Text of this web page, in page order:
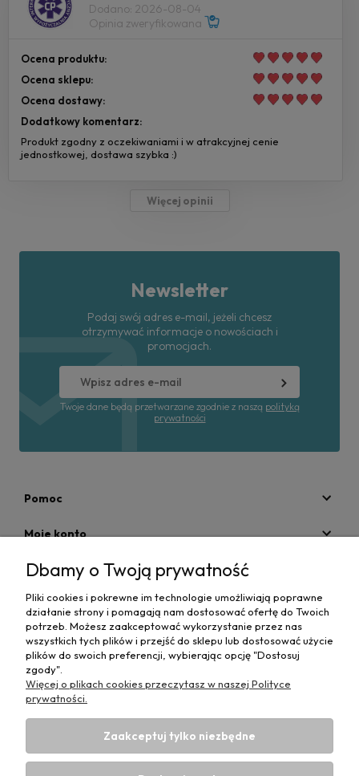
Dodano: 2026-08-04
Opinia zweryfikowana
Ocena produktu:
Ocena sklepu:
Ocena dostawy:
Dodatkowy komentarz:
Produkt zgodny z oczekiwaniami i w atrakcyjnej cenie
jednostkowej, dostawa szybka :)
Więcej opinii
Newsletter
Podaj swój adres e-mail, jeżeli chcesz
otrzymywać informacje o nowościach i
promocjach.
Twoje dane będą przetwarzane zgodnie z naszą polityką
prywatności
Pomoc
Moje konto
Płatności i dostawa
Informacje
O nas
Projekt i wykonanie:Ecommercy.pl
DANE DO PRZELEWU TRADYCYJNEGO
Dbamy o Twoją prywatność
Pliki cookies i pokrewne im technologie umożliwiają poprawne
działanie strony i pomagają nam dostosować ofertę do Twoich
potrzeb. Możesz zaakceptować wykorzystanie przez nas
wszystkich tych plików i przejść do sklepu lub dostosować użycie
plików do swoich preferencji, wybierając opcję "Dostosuj
zgody".
Więcej o plikach cookies przeczytasz w naszej Polityce
prywatności.
Zaakceptuj tylko niezbędne